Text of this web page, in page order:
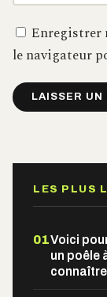
Enregistrer
le navigateur
LES PLUS
01Voici
un poêle
connaître